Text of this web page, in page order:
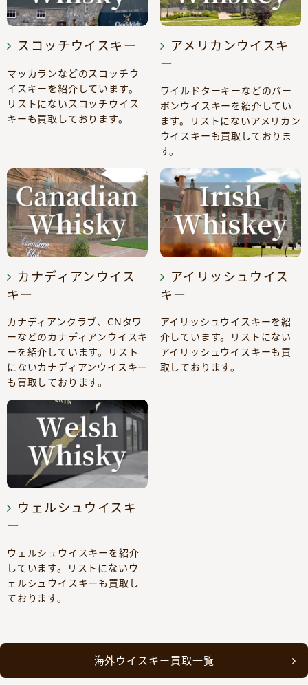
スコッチウイスキー
マッカランなどのスコッチウ
イスキーを紹介しています。
リストにないスコッチウイス
キーも買取しております。
アメリカンウイスキ
ー
ワイルドターキーなどのバー
ボンウイスキーを紹介してい
ます。リストにないアメリカン
ウイスキーも買取しておりま
す。
カナディアンウイス
キー
カナディアンクラブ、CNタワ
ーなどのカナディアンウイスキ
ーを紹介しています。リスト
にないカナディアンウイスキー
も買取しております。
アイリッシュウイス
キー
アイリッシュウイスキーを紹
介しています。リストにない
アイリッシュウイスキーも買
取しております。
ウェルシュウイスキ
ー
ウェルシュウイスキーを紹介
しています。リストにないウ
ェルシュウイスキーも買取し
ております。
海外ウイスキー買取一覧